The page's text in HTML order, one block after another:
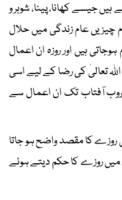
ہیں جیسے کھانا، پینا، شوہر و
چیزیں عام زندگی میں حلال
ہیں اور روزہ ان اعمال
تعالیٰ کی رضا کے لیے اسی
آفتاب تک ان اعمال سے
کا مقصد واضح ہو جاتا
روزے کا حکم دیتے ہوئے